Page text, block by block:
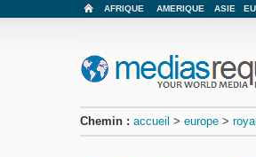
AFRIQUE AMERIQUE ASIE
Chemin : accueil > europe >